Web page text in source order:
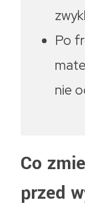
Po
nie
Co
przed